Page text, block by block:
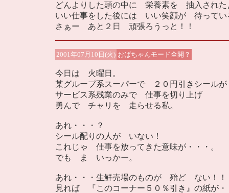
どんよりした頭の中に 栄養素を 抽入された
いい仕事をした後には いい笑顔が 待ってい
さぁー あと２日 頑張ろうっと！！
2001年07月10日(火) おばちゃんモード全開？
今日は 火曜日。
某グループ系スーパーで ２０円引きシール
サービス系残業のみで 仕事を切り上げ
勇んで チャリを 走らせる私。
あれ・・・？
シール配りの人が いない！
これじゃ 仕事を放ってきた意味が・・・。
でも ま いっかー。
あれ・・・生鮮売場のものが 殆ど ない！！
見れば 『このコーナー５０％引き』の紙が・